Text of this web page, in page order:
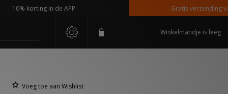
korting in de APP Gratis verzending vanaf
Winkelmandje is leeg
Voeg toe aan Wishlist